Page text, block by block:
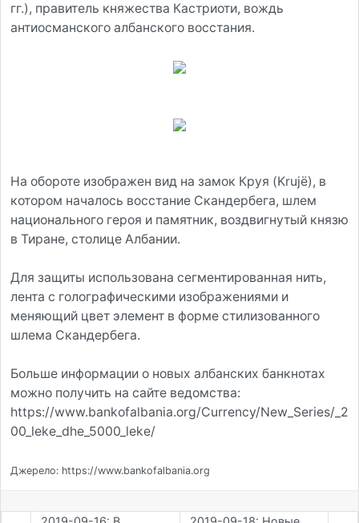
гг.), правитель княжества Кастриоти, вождь
антиосманского албанского восстания.
На обороте изображен вид на замок Круя (Krujë), в
котором началось восстание Скандербега, шлем
национального героя и памятник, воздвигнутый князю
в Тиране, столице Албании.
Для защиты использована сегментированная нить,
лента с голографическими изображениями и
меняющий цвет элемент в форме стилизованного
шлема Скандербега.
Больше информации о новых албанских банкнотах
можно получить на сайте ведомства:
https://www.bankofalbania.org/Currency/New_Series/_2
00_leke_dhe_5000_leke/
Джерело: https://www.bankofalbania.org